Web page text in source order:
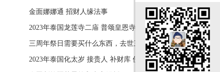
风水讲究
金面娜娜通 招财人缘法事
2023年泰国龙莲寺二庙 普颂皇恩寺化太岁 接
贵人 补财库 佛历2566年
三周年祭日需要买什么东西，去世三周年祭祀
用品风水
2023年泰国化太岁 接贵人 补财库 佛历2566年